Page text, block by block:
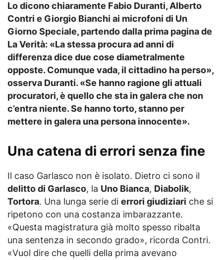
Lo dicono chiaramente Fabio Duranti, Alberto
Contri e Giorgio Bianchi ai microfoni di Un
Giorno Speciale, partendo dalla prima pagina de
La Verità: «La stessa procura ad anni di
differenza dice due cose diametralmente
opposte. Comunque vada, il cittadino ha perso»,
osserva Duranti. «Se hanno ragione gli attuali
procuratori, è quello che sta in galera che non
c’entra niente. Se hanno torto, stanno per
mettere in galera una persona innocente».
Una catena di errori senza fine
Il caso Garlasco non è isolato. Dietro ci sono il
delitto di Garlasco, la Uno Bianca, Diabolik,
Tortora. Una lunga serie di errori giudiziari che si
ripetono con una costanza imbarazzante.
«Questa magistratura già molto spesso ribalta
una sentenza in secondo grado», ricorda Contri.
«Vuol dire che quelli della prima avevano